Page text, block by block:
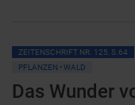
ZEITENSCHRIFT NR. 125, S.64
PFLANZEN • WALD
Das Wunder